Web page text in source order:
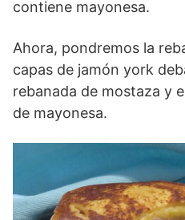
contiene mayonesa.
Ahora, pondremos la
capas de jamón york
rebanada de mostaza y
de mayonesa.